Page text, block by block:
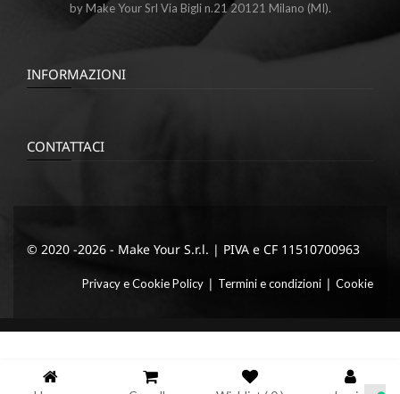
by Make Your Srl Via Bigli n.21 20121 Milano (MI).
INFORMAZIONI
CONTATTACI
© 2020 -2026 - Make Your S.r.l. | PIVA e CF 11510700963
Privacy e Cookie Policy | Termini e condizioni | Cookie